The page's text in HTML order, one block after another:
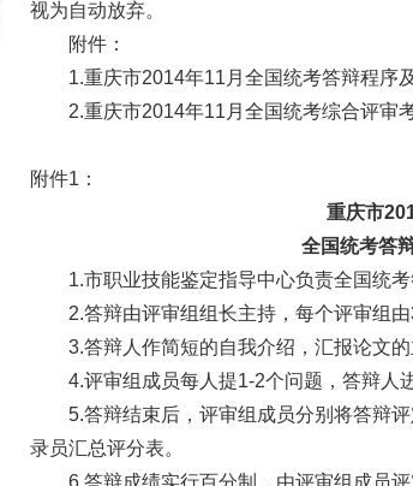
视为自动放弃。
附件：
1.重庆市2014年11 月全国统考答辩程序
2.重庆市2014年11 月全国统考综合评审
附件1 ：
重庆市
全国统考答
1.市职业技能鉴定指导中心负责全国统考
2.答辩由评审组组长主持，每个评审组由
3.答辩人作简短的自我介绍，汇报论文
4.评审组成员每人提1-2个问题，答辩人
5.答辩结束后，评审组成员分别将答辩
录员汇总评分表。
6.答辩成绩实行百分制，由评审组成员